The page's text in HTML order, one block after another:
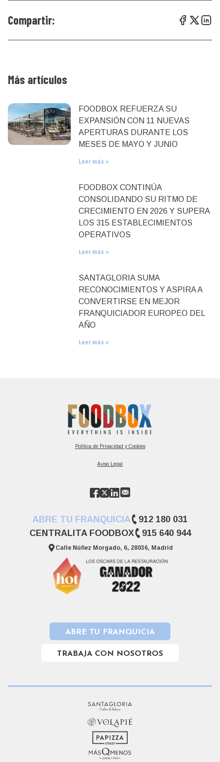
Compartir:
Más artículos
FOODBOX REFUERZA SU
EXPANSIÓN CON 11 NUEVAS
APERTURAS DURANTE LOS
MESES DE MAYO Y JUNIO
Leer más »
FOODBOX CONTINÚA
CONSOLIDANDO SU RITMO DE
CRECIMIENTO EN 2026 Y SUPERA
LOS 315 ESTABLECIMIENTOS
OPERATIVOS
Leer más »
SANTAGLORIA SUMA
RECONOCIMIENTOS Y ASPIRA A
CONVERTIRSE EN MEJOR
FRANQUICIADOR EUROPEO DEL
AÑO
Leer más »
ABRE TU FRANQUICIA
912 180 031
CENTRALITA FOODBOX
915 640 944
Calle Núñez Morgado, 6, 28036, Madrid
Política de Privacidad y Cookies
Aviso Legal
ABRE TU FRANQUICIA
TRABAJA CON NOSOTROS